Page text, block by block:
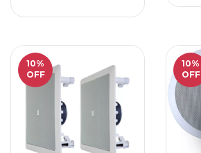
10%
OFF
10%
OFF